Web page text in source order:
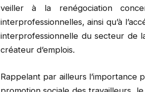
veiller à la renégociation
interprofessionnelles, ainsi qu’à
interprofessionnelle du secteur de
créateur d’emplois.
Rappelant par ailleurs l’importance